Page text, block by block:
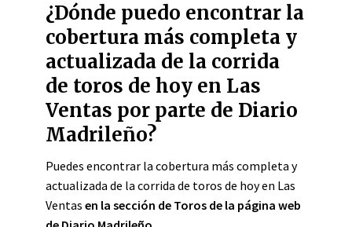
¿Dónde puedo encontrar la
cobertura más completa y
actualizada de la corrida
de toros de hoy en Las
Ventas por parte de Diario
Madrileño?
Puedes encontrar la cobertura más completa y
actualizada de la corrida de toros de hoy en Las
Ventas en la sección de Toros de la página web